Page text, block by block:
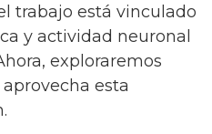
trabajo está vinculado
y actividad neuronal
exploraremos
esta